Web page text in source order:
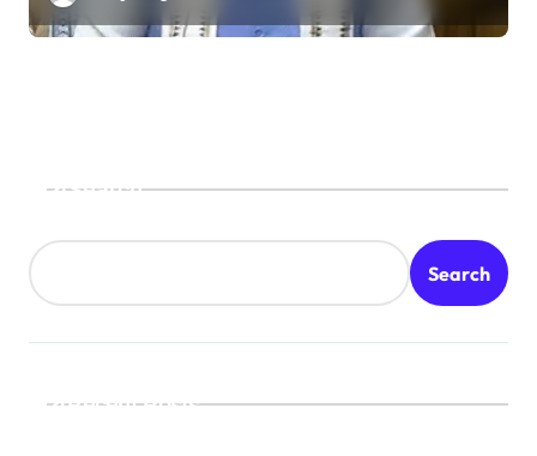
Search
Search
Recent Posts